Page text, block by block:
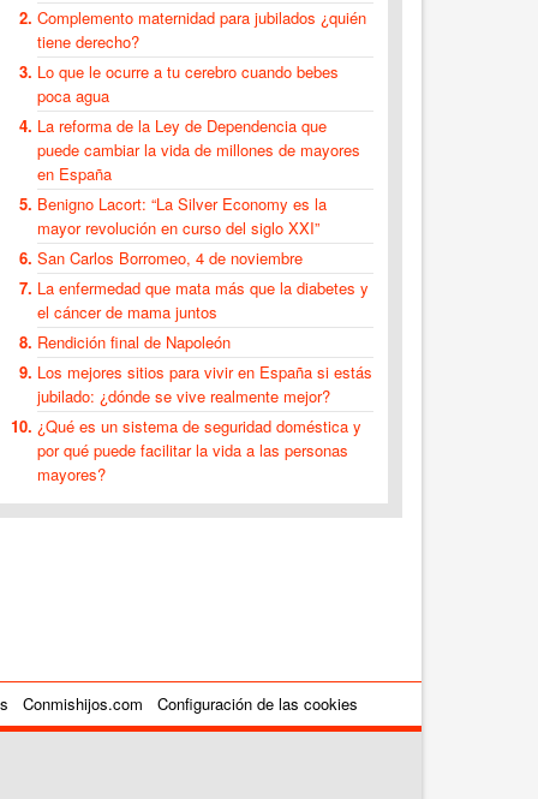
Complemento maternidad para jubilados ¿quién
tiene derecho?
Lo que le ocurre a tu cerebro cuando bebes
poca agua
La reforma de la Ley de Dependencia que
puede cambiar la vida de millones de mayores
en España
Benigno Lacort: “La Silver Economy es la
mayor revolución en curso del siglo XXI”
San Carlos Borromeo, 4 de noviembre
La enfermedad que mata más que la diabetes y
el cáncer de mama juntos
Rendición final de Napoleón
Los mejores sitios para vivir en España si estás
jubilado: ¿dónde se vive realmente mejor?
¿Qué es un sistema de seguridad doméstica y
por qué puede facilitar la vida a las personas
mayores?
Conmishijos.com Configuración de las cookies